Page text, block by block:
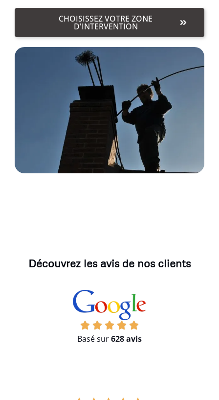
CHOISISSEZ VOTRE ZONE
D'INTERVENTION
Découvrez les avis de nos clients
Basé sur628 avis